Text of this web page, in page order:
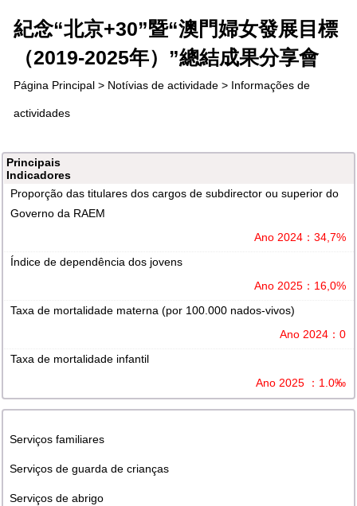
紀念“北京+30”暨“澳門婦女發展目標
（2019-2025年）”總結成果分享會
Página Principal > Notívias de actividade > Informações de
actividades
Principais
Indicadores
Proporção das titulares dos cargos de subdirector ou superior do
Governo da RAEM
Ano 2024：34,7%
Índice de dependência dos jovens
Ano 2025：16,0%
Taxa de mortalidade materna (por 100.000 nados-vivos)
Ano 2024：0
Taxa de mortalidade infantil
Ano 2025 ：1.0‰
Serviços familiares
Serviços de guarda de crianças
Serviços de abrigo